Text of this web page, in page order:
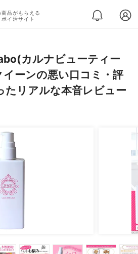
商品がもらえる
ポイ活サイト
カルナビューティー
ーンの悪い口コミ・評
たリアルな本音レビュー